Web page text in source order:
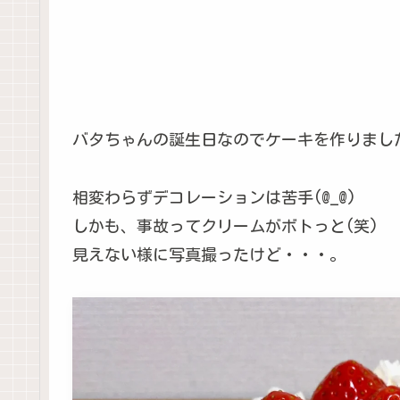
バタちゃんの誕生日なのでケーキを作りまし
相変わらずデコレーションは苦手(@_@)
しかも、事故ってクリームがボトっと(笑)
見えない様に写真撮ったけど・・・。